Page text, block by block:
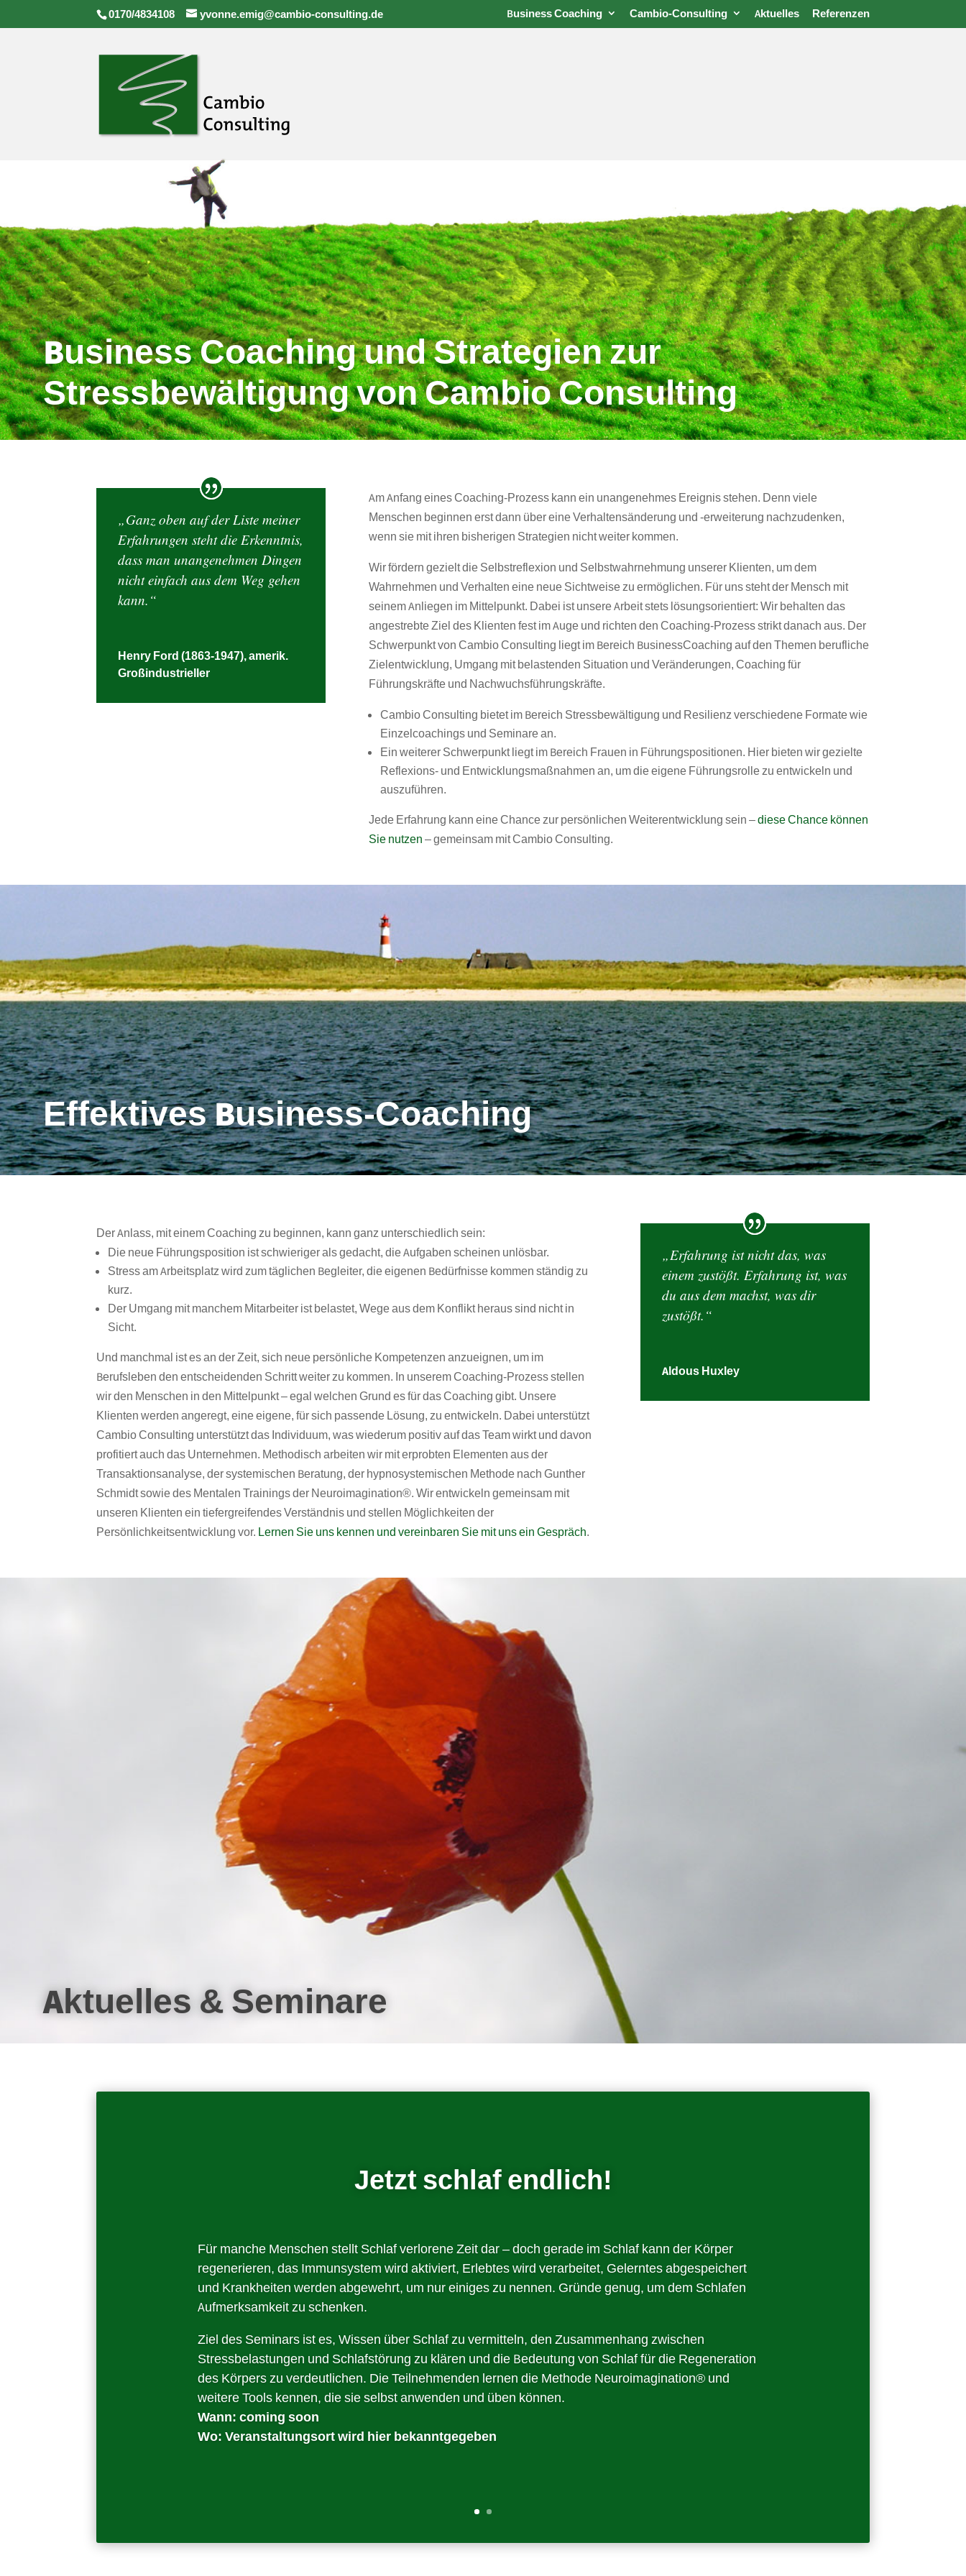
0170/4834108 yvonne.emig@cambio-consulting.de Business Coaching Cambio-Consulting Aktuelles Referenzen
Business Coaching und Strategien zur
Stressbewältigung von Cambio Consulting
„Ganz oben auf der Liste meiner
Erfahrungen steht die Erkenntnis,
dass man unangenehmen Dingen
nicht einfach aus dem Weg gehen
kann.“
Henry Ford (1863-1947), amerik.
Großindustrieller
Am Anfang eines Coaching-Prozess kann ein unangenehmes Ereignis stehen. Denn viele
Menschen beginnen erst dann über eine Verhaltensänderung und -erweiterung nachzudenken,
wenn sie mit ihren bisherigen Strategien nicht weiter kommen.
Wir fördern gezielt die Selbstreflexion und Selbstwahrnehmung unserer Klienten, um dem
Wahrnehmen und Verhalten eine neue Sichtweise zu ermöglichen. Für uns steht der Mensch mit
seinem Anliegen im Mittelpunkt. Dabei ist unsere Arbeit stets lösungsorientiert: Wir behalten das
angestrebte Ziel des Klienten fest im Auge und richten den Coaching-Prozess strikt danach aus. Der
Schwerpunkt von Cambio Consulting liegt im Bereich BusinessCoaching auf den Themen berufliche
Zielentwicklung, Umgang mit belastenden Situation und Veränderungen, Coaching für
Führungskräfte und Nachwuchsführungskräfte.
Cambio Consulting bietet im Bereich Stressbewältigung und Resilienz verschiedene Formate wie
Einzelcoachings und Seminare an.
Ein weiterer Schwerpunkt liegt im Bereich Frauen in Führungspositionen. Hier bieten wir gezielte
Reflexions- und Entwicklungsmaßnahmen an, um die eigene Führungsrolle zu entwickeln und
auszuführen.
Jede Erfahrung kann eine Chance zur persönlichen Weiterentwicklung sein –diese Chance können
Sie nutzen – gemeinsam mit Cambio Consulting.
Effektives Business-Coaching
Der Anlass, mit einem Coaching zu beginnen, kann ganz unterschiedlich sein:
Die neue Führungsposition ist schwieriger als gedacht, die Aufgaben scheinen unlösbar.
Stress am Arbeitsplatz wird zum täglichen Begleiter, die eigenen Bedürfnisse kommen ständig zu
kurz.
Der Umgang mit manchem Mitarbeiter ist belastet, Wege aus dem Konflikt heraus sind nicht in
Sicht.
Und manchmal ist es an der Zeit, sich neue persönliche Kompetenzen anzueignen, um im
Berufsleben den entscheidenden Schritt weiter zu kommen. In unserem Coaching-Prozess stellen
wir den Menschen in den Mittelpunkt – egal welchen Grund es für das Coaching gibt. Unsere
Klienten werden angeregt, eine eigene, für sich passende Lösung, zu entwickeln. Dabei unterstützt
Cambio Consulting unterstützt das Individuum, was wiederum positiv auf das Team wirkt und davon
profitiert auch das Unternehmen. Methodisch arbeiten wir mit erprobten Elementen aus der
Transaktionsanalyse, der systemischen Beratung, der hypnosystemischen Methode nach Gunther
Schmidt sowie des Mentalen Trainings der Neuroimagination®. Wir entwickeln gemeinsam mit
unseren Klienten ein tiefergreifendes Verständnis und stellen Möglichkeiten der
Persönlichkeitsentwicklung vor. Lernen Sie uns kennen und vereinbaren Sie mit uns ein Gespräch.
„Erfahrung ist nicht das, was
einem zustößt. Erfahrung ist, was
du aus dem machst, was dir
zustößt.“
Aldous Huxley
Aktuelles & Seminare
Jetzt schlaf endlich!
Für manche Menschen stellt Schlaf verlorene Zeit dar – doch gerade im Schlaf kann der Körper
regenerieren, das Immunsystem wird aktiviert, Erlebtes wird verarbeitet, Gelerntes abgespeichert
und Krankheiten werden abgewehrt, um nur einiges zu nennen. Gründe genug, um dem Schlafen
Aufmerksamkeit zu schenken.
Ziel des Seminars ist es, Wissen über Schlaf zu vermitteln, den Zusammenhang zwischen
Stressbelastungen und Schlafstörung zu klären und die Bedeutung von Schlaf für die Regeneration
des Körpers zu verdeutlichen. Die Teilnehmenden lernen die Methode Neuroimagination® und
weitere Tools kennen, die sie selbst anwenden und üben können.
Wann: coming soon
Wo: Veranstaltungsort wird hier bekanntgegeben